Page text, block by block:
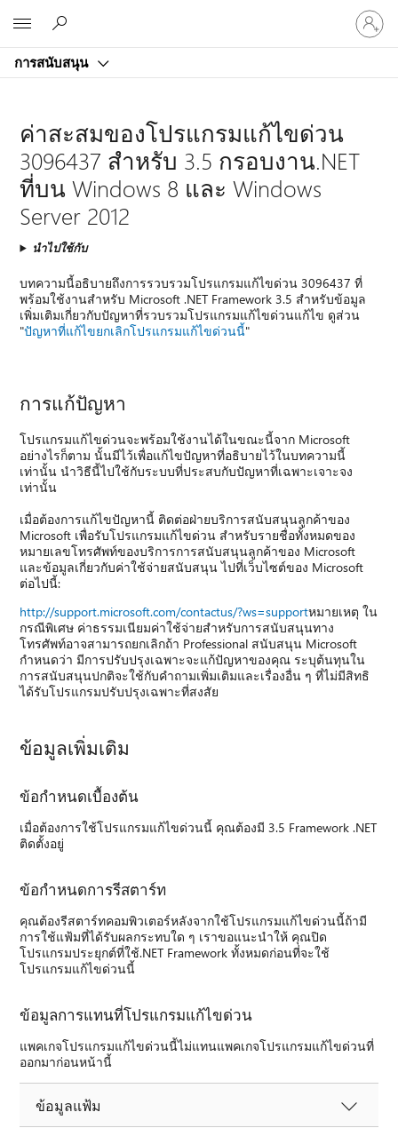
การสนับสนุน
ลงชื่อ
เข้า
บัญชี
ค่าสะสมของโปรแกรมแก้ไขด่วน
3096437 สำหรับ 3.5 กรอบงาน.NET
ที่บน Windows 8 และ Windows
Server 2012
นำไปใช้กับ
บทความนี้อธิบายถึงการรวบรวมโปรแกรมแก้ไขด่วน 3096437 ที่
พร้อมใช้งานสำหรับ Microsoft .NET Framework 3.5 สำหรับข้อมูล
เพิ่มเติมเกี่ยวกับปัญหาที่รวบรวมโปรแกรมแก้ไขด่วนแก้ไข ดูส่วน
"ปัญหาที่แก้ไขยกเลิกโปรแกรมแก้ไขด่วนนี้"
การแก้ปัญหา
โปรแกรมแก้ไขด่วนจะพร้อมใช้งานได้ในขณะนี้จาก Microsoft
อย่างไรก็ตาม นั้นมีไว้เพื่อแก้ไขปัญหาที่อธิบายไว้ในบทความนี้
เท่านั้น นำวิธีนี้ไปใช้กับระบบที่ประสบกับปัญหาที่เฉพาะเจาะจง
เท่านั้น
เมื่อต้องการแก้ไขปัญหานี้ ติดต่อฝ่ายบริการสนับสนุนลูกค้าของ
Microsoft เพื่อรับโปรแกรมแก้ไขด่วน สำหรับรายชื่อทั้งหมดของ
หมายเลขโทรศัพท์ของบริการการสนับสนุนลูกค้าของ Microsoft
และข้อมูลเกี่ยวกับค่าใช้จ่ายสนับสนุน ไปที่เว็บไซต์ของ Microsoft
ต่อไปนี้:
http://support.microsoft.com/contactus/?ws=supportหมายเหตุ ใน
กรณีพิเศษ ค่าธรรมเนียมค่าใช้จ่ายสำหรับการสนับสนุนทาง
โทรศัพท์อาจสามารถยกเลิกถ้า Professional สนับสนุน Microsoft
กำหนดว่า มีการปรับปรุงเฉพาะจะแก้ปัญหาของคุณ ระบุต้นทุนใน
การสนับสนุนปกติจะใช้กับคำถามเพิ่มเติมและเรื่องอื่น ๆ ที่ไม่มีสิทธิ
ได้รับโปรแกรมปรับปรุงเฉพาะที่สงสัย
ข้อมูลเพิ่มเติม
ข้อกำหนดเบื้องต้น
เมื่อต้องการใช้โปรแกรมแก้ไขด่วนนี้ คุณต้องมี 3.5 Framework .NET
ติดตั้งอยู่
ข้อกำหนดการรีสตาร์ท
คุณต้องรีสตาร์ทคอมพิวเตอร์หลังจากใช้โปรแกรมแก้ไขด่วนนี้ถ้ามี
การใช้แฟ้มที่ได้รับผลกระทบใด ๆ เราขอแนะนำให้ คุณปิด
โปรแกรมประยุกต์ที่ใช้.NET Framework ทั้งหมดก่อนที่จะใช้
โปรแกรมแก้ไขด่วนนี้
ข้อมูลการแทนที่โปรแกรมแก้ไขด่วน
แพคเกจโปรแกรมแก้ไขด่วนนี้ไม่แทนแพคเกจโปรแกรมแก้ไขด่วนที่
ออกมาก่อนหน้านี้
ข้อมูลแฟ้ม